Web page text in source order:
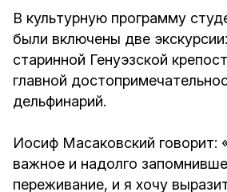
В культурную программу
были включены две
старинной Генуэзской
главной
дельфинарий.
Иосиф Масаковский говорит:
важное и надолго
переживание, и я хочу